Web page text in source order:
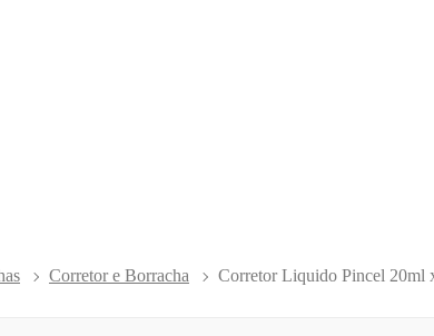
Corretor e Borracha Corretor Liquido Pincel 20ml